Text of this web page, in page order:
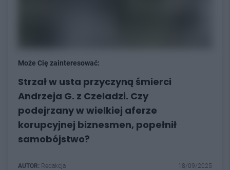
Może Cię zainteresować:
Strzał w usta przyczyną śmierci
Andrzeja G. z Czeladzi. Czy
podejrzany w wielkiej aferze
korupcyjnej biznesmen, popełnił
samobójstwo?
AUTOR: Redakcja 18/09/2025